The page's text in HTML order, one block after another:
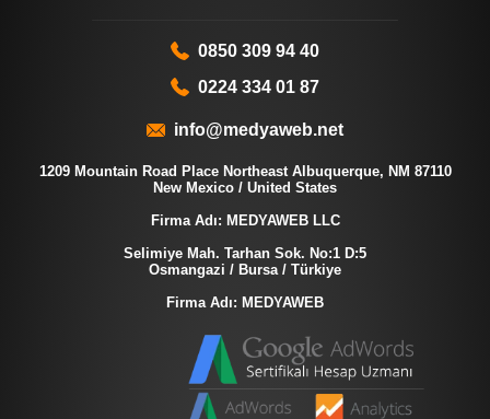
0850 309 94 40
0224 334 01 87
info@medyaweb.net
1209 Mountain Road Place Northeast Albuquerque, NM 87110
New Mexico / United States
Firma Adı: MEDYAWEB LLC
Selimiye Mah. Tarhan Sok. No:1 D:5
Osmangazi / Bursa / Türkiye
Firma Adı: MEDYAWEB